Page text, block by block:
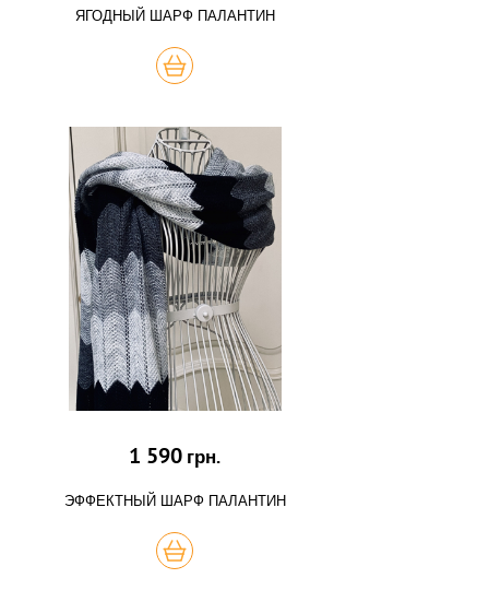
ЯГОДНЫЙ ШАРФ ПАЛАНТИН
КУПИТЬ
1 590 грн.
ЭФФЕКТНЫЙ ШАРФ ПАЛАНТИН
КУПИТЬ